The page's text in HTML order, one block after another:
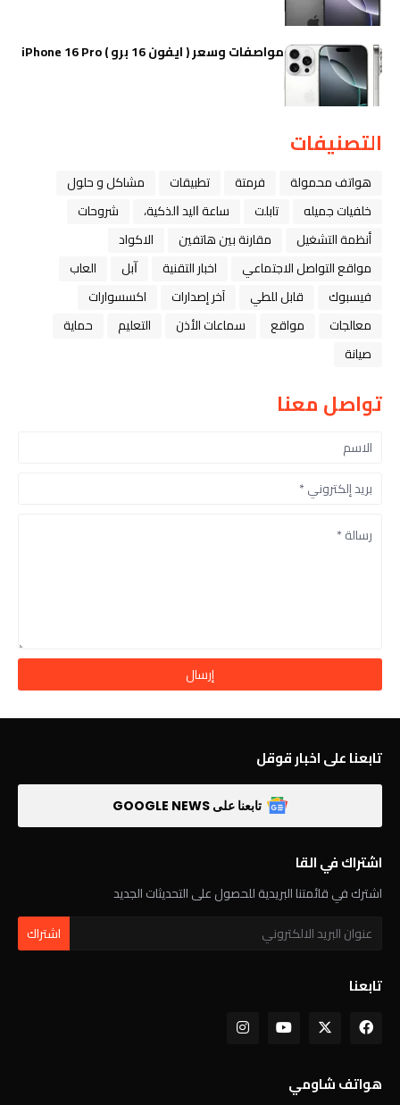
مواصفات وسعر ( ايفون 16 برو ) iPhone 16 Pro
التصنيفات
هواتف محمولة فرمتة تطبيقات
مشاكل و حلول
خلفيات جميله
تابلت ﺳﺎﻋﺔ ﺍﻟﻴﺪ ﺍﻟﺬﻛﻴﺔ،
شروحات
أنظمة التشغيل
مقارنة بين هاتفين
الاكواد
مواقع التواصل الاجتماعي
اخبار التقنية ﺁﺑﻞ
العاب
فيسبوك
قابل للطي آخر إصدارات
اكسسوارات
معالجات
مواقع سماعات الأذن التعليم
حماية
صيانة
تواصل معنا
تابعنا على اخبار قوقل
تابعنا على GOOGLE NEWS
اشتراك في القا
اشترك في قائمتنا البريدية للحصول على التحديثات الجديد
تابعنا
هواتف شاومي